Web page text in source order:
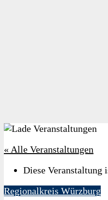
« Alle Veranstaltungen
Diese Veranstaltung
Regionalkreis Würzburg